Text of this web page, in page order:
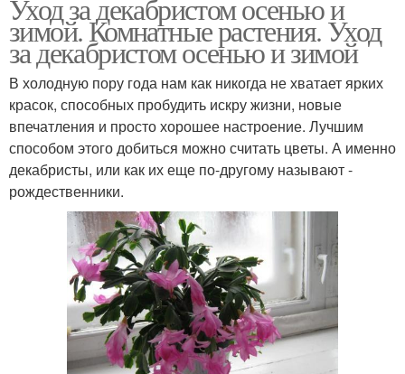
Уход за декабристом осенью и
зимой. Комнатные растения. Уход
за декабристом осенью и зимой
В холодную пору года нам как никогда не хватает ярких
красок, способных пробудить искру жизни, новые
впечатления и просто хорошее настроение. Лучшим
способом этого добиться можно считать цветы. А именно
декабристы, или как их еще по-другому называют -
рождественники.